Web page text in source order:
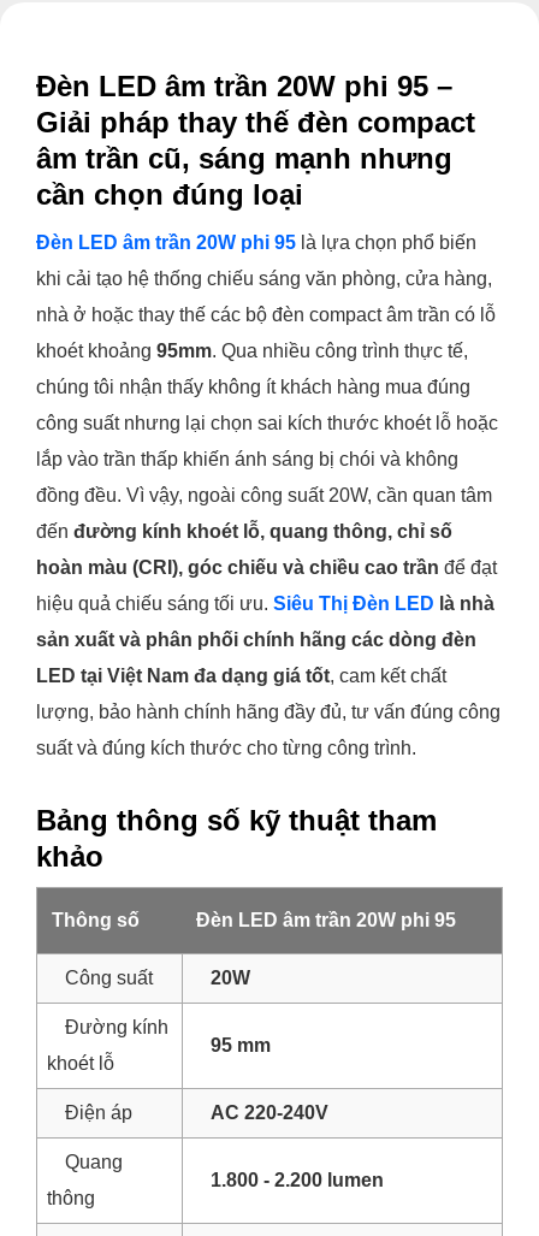
Đèn LED âm trần 20W phi 95 –
Giải pháp thay thế đèn compact
âm trần cũ, sáng mạnh nhưng
cần chọn đúng loại
Đèn LED âm trần 20W phi 95 là lựa chọn phổ biến
khi cải tạo hệ thống chiếu sáng văn phòng, cửa hàng,
nhà ở hoặc thay thế các bộ đèn compact âm trần có lỗ
khoét khoảng 95mm. Qua nhiều công trình thực tế,
chúng tôi nhận thấy không ít khách hàng mua đúng
công suất nhưng lại chọn sai kích thước khoét lỗ hoặc
lắp vào trần thấp khiến ánh sáng bị chói và không
đồng đều. Vì vậy, ngoài công suất 20W, cần quan tâm
đến đường kính khoét lỗ, quang thông, chỉ số
hoàn màu (CRI), góc chiếu và chiều cao trần để đạt
hiệu quả chiếu sáng tối ưu. Siêu Thị Đèn LED là nhà
sản xuất và phân phối chính hãng các dòng đèn
LED tại Việt Nam đa dạng giá tốt, cam kết chất
lượng, bảo hành chính hãng đầy đủ, tư vấn đúng công
suất và đúng kích thước cho từng công trình.
Bảng thông số kỹ thuật tham
khảo
Thông số Đèn LED âm trần 20W phi 95
Công suất 20W
Đường kính
khoét lỗ
95 mm
Điện áp AC 220-240V
Quang
thông
1.800 - 2.200 lumen